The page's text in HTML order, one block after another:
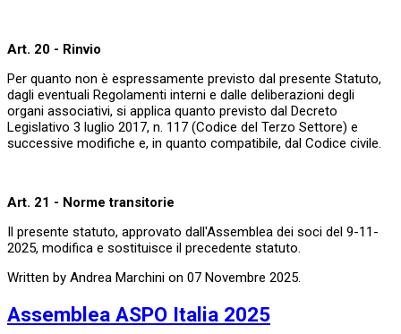
Art. 20 - Rinvio
Per quanto non è espressamente previsto dal presente Statuto,
dagli eventuali Regolamenti interni e dalle deliberazioni degli
organi associativi, si applica quanto previsto dal Decreto
Legislativo 3 luglio 2017, n. 117 (Codice del Terzo Settore) e
successive modifiche e, in quanto compatibile, dal Codice civile.
Art. 21 - Norme transitorie
Il presente statuto, approvato dall'Assemblea dei soci del 9-11-
2025, modifica e sostituisce il precedente statuto.
Written by Andrea Marchini on 07 Novembre 2025.
Assemblea ASPO Italia 2025